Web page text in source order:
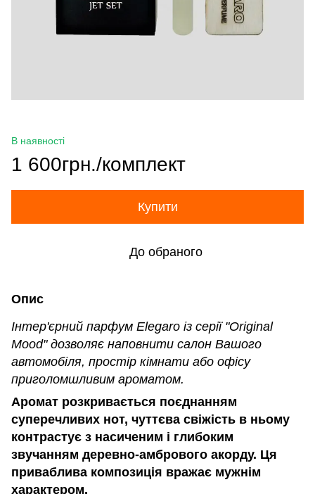
В наявності
1 600грн./комплект
Купити
До обраного
Опис
Інтер'єрний парфум Elegaro із серії "Original
Mood" дозволяє наповнити салон Вашого
автомобіля, простір кімнати або офісу
приголомшливим ароматом.
Аромат розкривається поєднанням
суперечливих нот, чуттєва свіжість в ньому
контрастує з насиченим і глибоким
звучанням деревно-амбрового акорду. Ця
приваблива композиція вражає мужнім
характером.